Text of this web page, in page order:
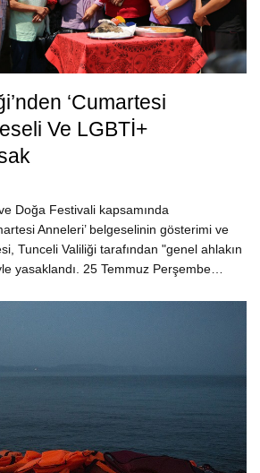
‘Cumartesi
Ve LGBTİ+
Doğa Festivali kapsamında
Anneleri’ belgeselinin gösterimi ve
Tunceli Valiliği tarafından "genel ahlakın
yasaklandı. 25 Temmuz Perşembe…